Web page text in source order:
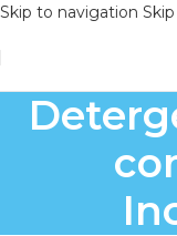
Skip to navigation